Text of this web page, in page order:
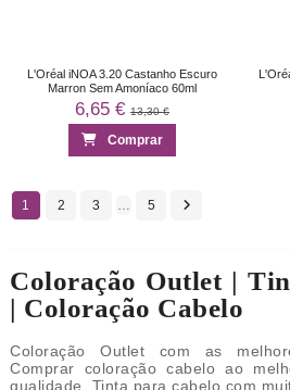
L'Oréal iNOA 3.20 Castanho Escuro
Marron Sem Amoníaco 60ml
6,65 € 13,30 €
Comprar
1 2 3 … 5
Coloração Outlet |
| Coloração Cabelo
Coloração Outlet com as
Comprar coloração cabelo ao
qualidade. Tinta para cabelo com